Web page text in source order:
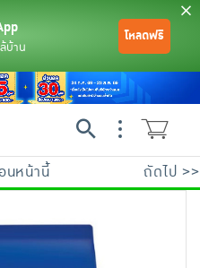
บ้าน
โหลดฟรี
นหน้านี้ ถัดไป >>